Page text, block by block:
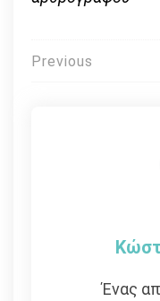
Πλοήγηση
Previous
Ένας